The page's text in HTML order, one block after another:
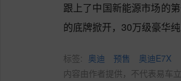
跟上了中国新能源市场的
的底牌掀开，30万级豪华
标签: 奥迪 预售
奥迪E7X
内容由作者提供，不代表易车